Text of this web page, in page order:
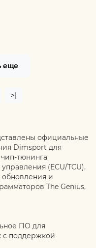
еще
>|
официальные
Dimsport для
тюнинга
(ECU/TCU),
обновления и
The Genius,
ПО для
с поддержкой